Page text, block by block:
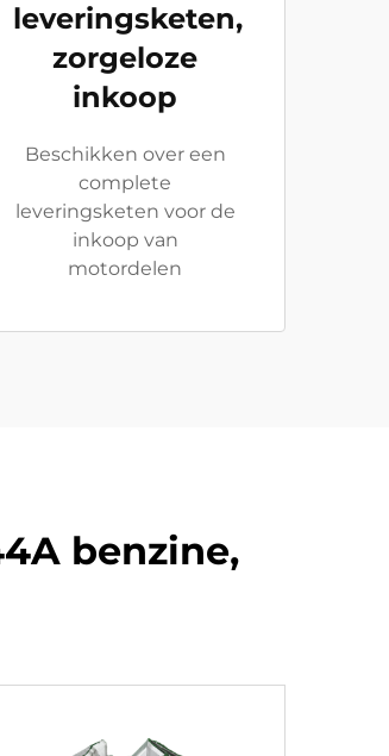
leveringsketen,
zorgeloze
inkoop
Beschikken over een
complete
leveringsketen voor de
inkoop van
motordelen
benzine,